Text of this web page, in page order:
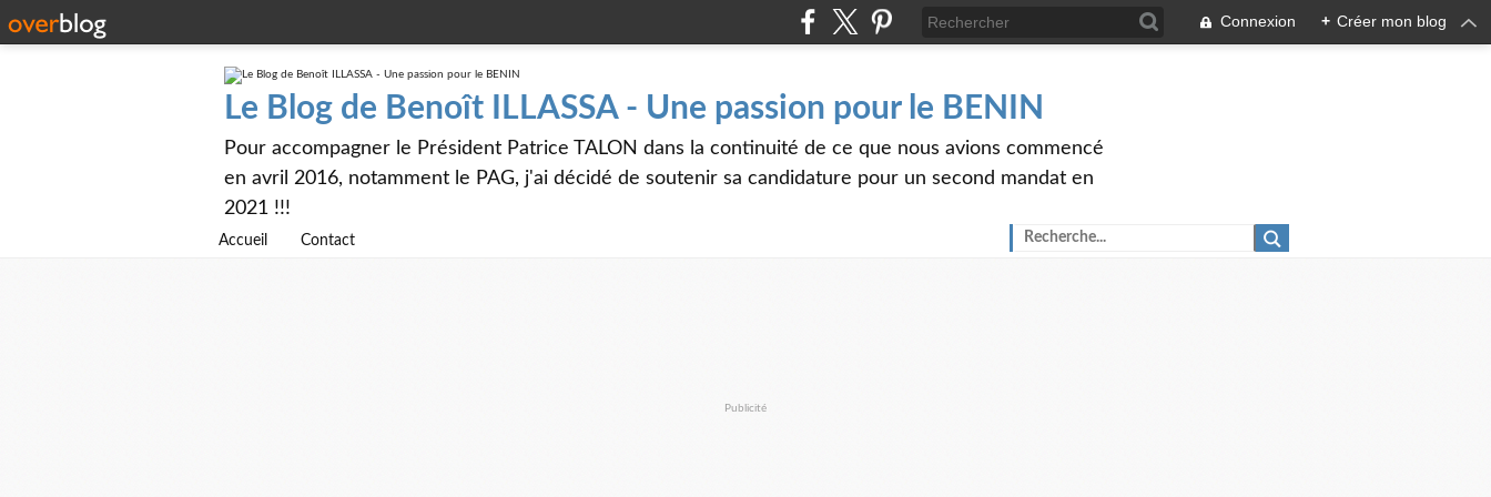
Connexion + Créer mon blog
Le Blog de Benoît ILLASSA - Une passion pour le BENIN
Pour accompagner le Président Patrice TALON dans la continuité de ce que nous avions commencé
en avril 2016, notamment le PAG, j'ai décidé de soutenir sa candidature pour un second mandat en
2021 !!!
Accueil Contact
Publicité